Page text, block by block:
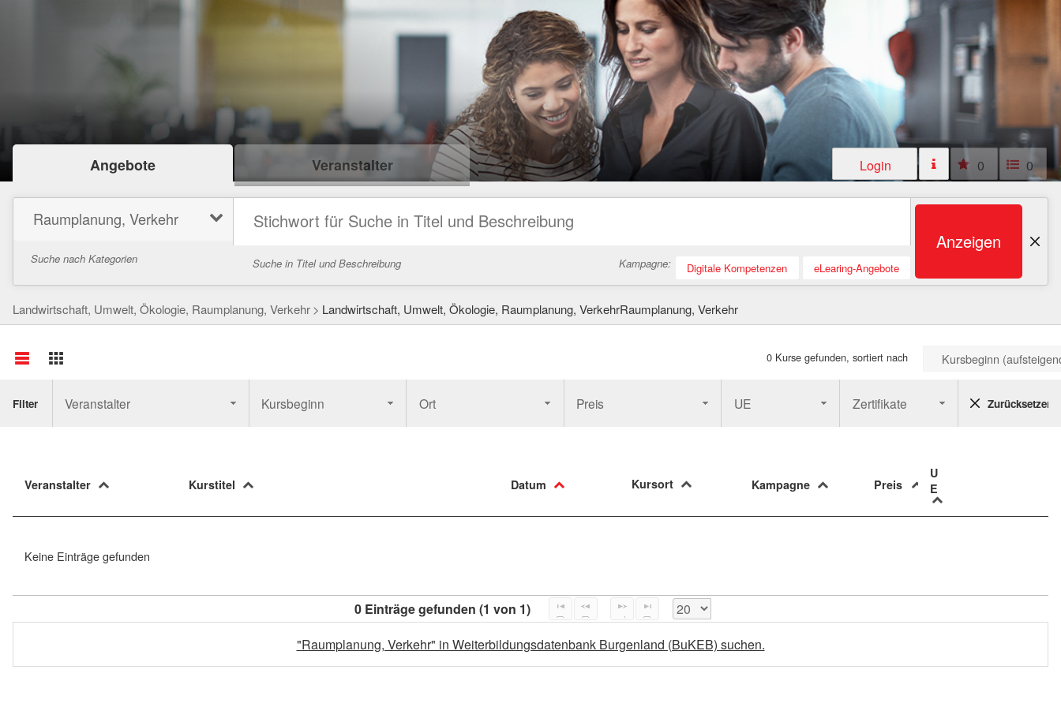
Login 0 0
Angebote Veranstalter
Raumplanung, Verkehr
Suche nach Kategorien Suche in Titel und Beschreibung Kampagne: Digitale Kompetenzen eLearing-Angebote
Anzeigen
Landwirtschaft, Umwelt, Ökologie, Raumplanung, Verkehr Landwirtschaft, Umwelt, Ökologie, Raumplanung, VerkehrRaumplanung, Verkehr
0 Kurse gefunden, sortiert nach Kursbeginn
Filter Veranstalter Kursbeginn Ort Preis UE Zertifikate Zurücksetzen
Veranstalter Kurstitel Datum Kursort Kampagne Preis
U
E
Keine Einträge gefunden
0 Einträge gefunden (1 von 1)
"Raumplanung, Verkehr" in Weiterbildungsdatenbank Burgenland (BuKEB) suchen.